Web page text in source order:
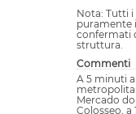
Nota: Tutti
puramente
confermati
struttura.
Commenti
A 5 minuti
Mercado
Colosseo, a